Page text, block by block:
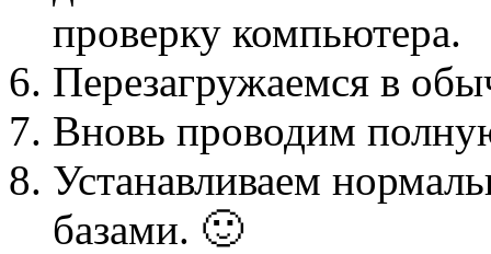
проверку компьютера.
Перезагружаемся в
Вновь проводим
Устанавливаем
базами. 🙂